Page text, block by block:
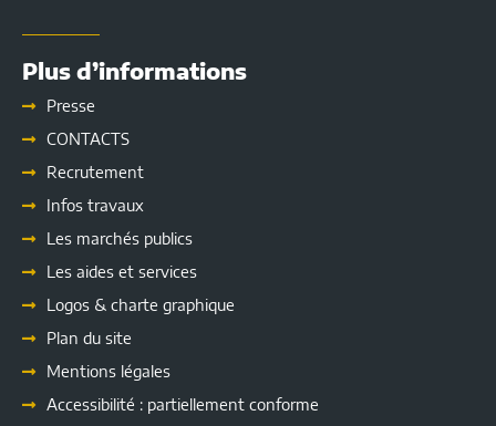
Plus d’informations
Presse
CONTACTS
Recrutement
Infos travaux
Les marchés publics
Les aides et services
Logos & charte graphique
Plan du site
Mentions légales
Accessibilité : partiellement conforme